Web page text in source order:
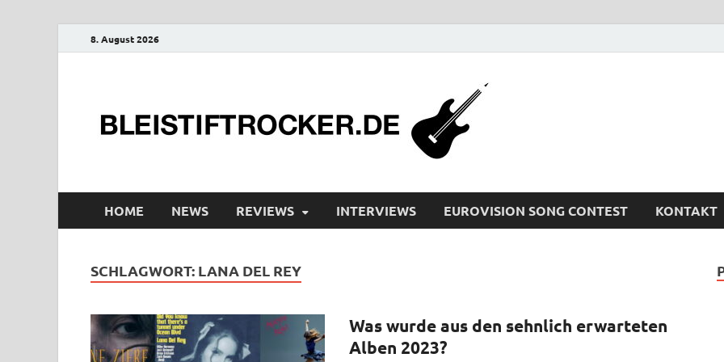
8. August 2026
HOME NEWS REVIEWS INTERVIEWS EUROVISION SONG CONTEST KONTAKT
SCHLAGWORT: LANA DEL REY
Was wurde aus den sehnlich erwarteten
Alben 2023?